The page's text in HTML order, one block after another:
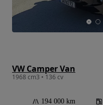
VW Camper Van
1968 cm3 • 136 cv
194 000 km